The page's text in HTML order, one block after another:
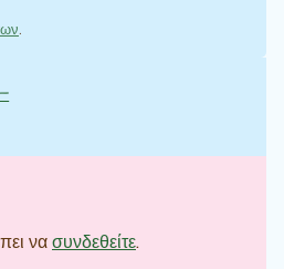
.
άρθρων
νασυνδεθείτε.